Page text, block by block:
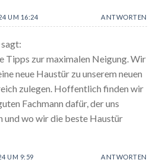
UM 16:24 ANTWORTEN
sagt:
Tipps zur maximalen Neigung. Wir
neue Haustür zu unserem neuen
zulegen. Hoffentlich finden wir
Fachmann dafür, der uns
und wo wir die beste Haustür
UM 9:59 ANTWORTEN